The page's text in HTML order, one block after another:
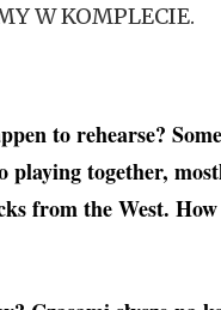
W KOMPLECIE.
to rehearse?
together,
from the West.